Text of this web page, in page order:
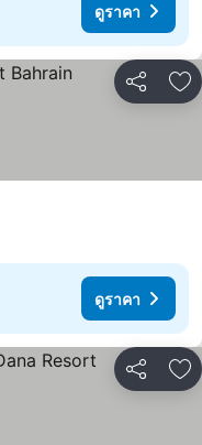
ดูราคา
แชร์ เ
ดูราคา
แชร์ เ